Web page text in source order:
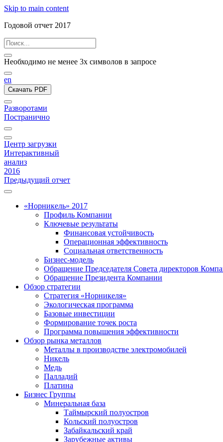
Skip to main content
Годовой отчет 2017
Необходимо не менее 3х символов в запросе
en
Скачать PDF
Разворотами
Постранично
Центр загрузки
Интерактивный
анализ
2016
Предыдущий отчет
«Норникель» 2017
Профиль Компании
Ключевые результаты
Финансовая устойчивость
Операционная эффективность
Социальная ответственность
Бизнес-модель
Обращение Председателя Совета директоров
Обращение Президента Компании
Обзор стратегии
Стратегия «Норникеля»
Экологическая программа
Базовые инвестиции
Формирование точек роста
Программа повышения эффективности
Обзор рынка металлов
Металлы в производстве электромобилей
Никель
Медь
Палладий
Платина
Бизнес Группы
Минеральная база
Таймырский полуостров
Кольский полуостров
Забайкальский край
Зарубежные активы